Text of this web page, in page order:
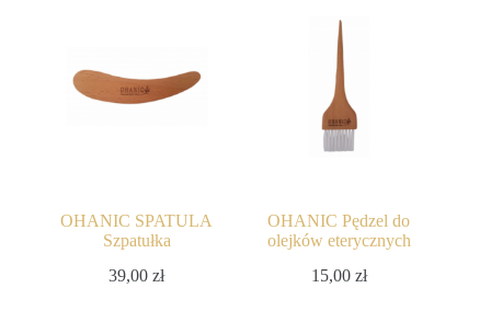
OHANIC SPATULA
Szpatułka
39,00zł
OHANIC Pędzel do
olejków eterycznych
15,00 zł